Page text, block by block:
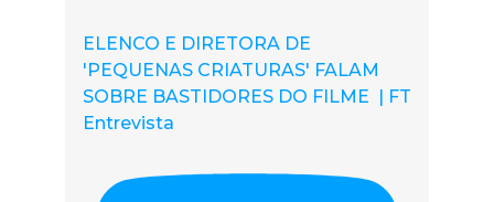
ELENCO E DIRETORA DE
'PEQUENAS CRIATURAS' FALAM
SOBRE BASTIDORES DO FILME | FT
Entrevista